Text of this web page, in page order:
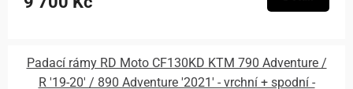
Padací rámy RD Moto CF130KD KTM 790 Adventure /
R '19-20' / 890 Adventure '2021' - vrchní + spodní -